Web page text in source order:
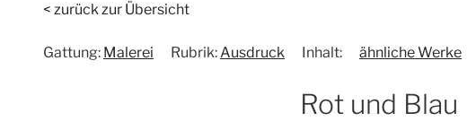
< zurück zur Übersicht
Gattung: Malerei Rubrik:Ausdruck Inhalt: ähnliche Werke
Rot und Blau